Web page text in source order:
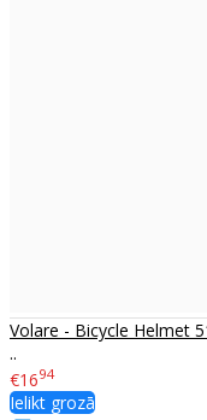
Volare - Bicycle Helmet
..
€1694
Ielikt grozā